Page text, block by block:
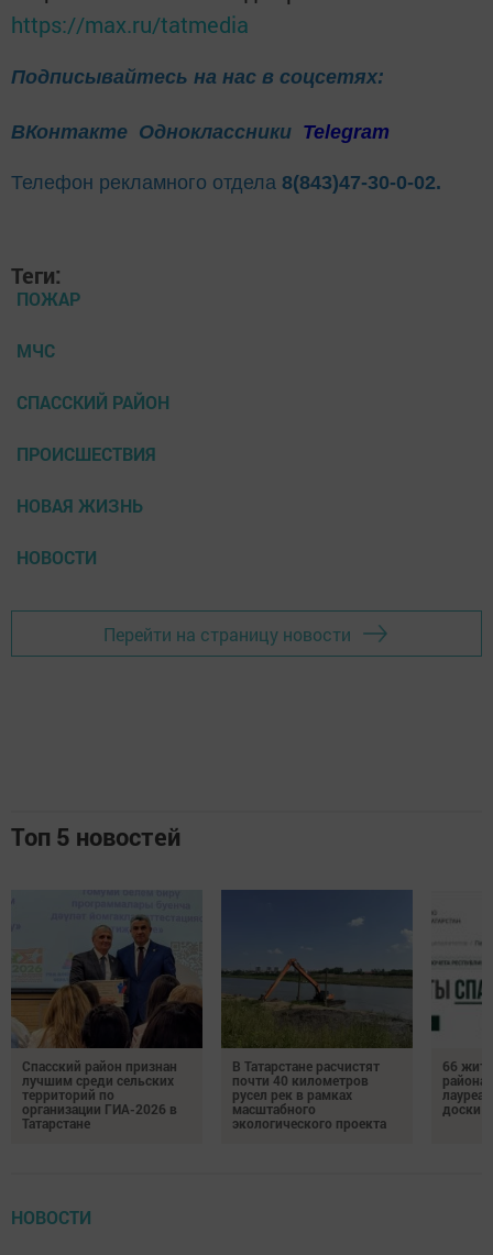
https://max.ru/tatmedia
Подписывайтесь на нас в соцсетях:
ВКонтакте Одноклассники Telegram
Телефон рекламного отдела 8(843)47-30-0-02.
Теги:
ПОЖАР
МЧС
СПАССКИЙ РАЙОН
ПРОИСШЕСТВИЯ
НОВАЯ ЖИЗНЬ
НОВОСТИ
Перейти на страницу новости
Топ 5 новостей
Спасский район признан
лучшим среди сельских
территорий по
организации ГИА-2026 в
Татарстане
В Татарстане расчистят
почти 40 километров
русел рек в рамках
масштабного
экологического проекта
66
района
доски
НОВОСТИ